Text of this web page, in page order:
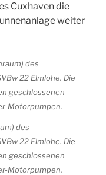
Cuxhaven die
weiter
des
22 Elmlohe. Die
geschlossenen
Motorpumpen.